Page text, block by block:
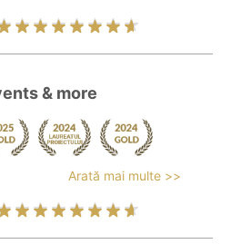
& more
Arată mai multe >>